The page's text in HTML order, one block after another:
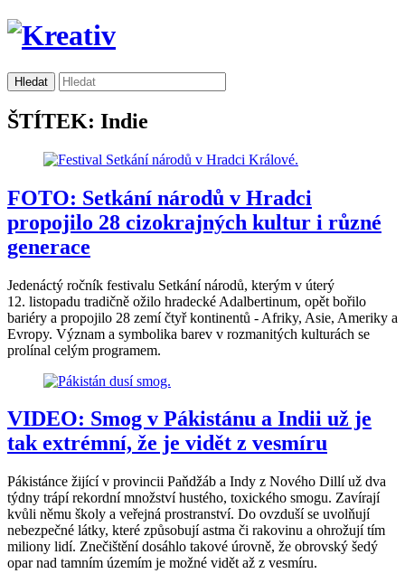
ŠTÍTEK: Indie
FOTO: Setkání národů v Hradci
propojilo 28 cizokrajných kultur i různé
generace
Jedenáctý ročník festivalu Setkání národů, kterým v úterý
12. listopadu tradičně ožilo hradecké Adalbertinum, opět bořilo
bariéry a propojilo 28 zemí čtyř kontinentů - Afriky, Asie, Ameriky a
Evropy. Význam a symbolika barev v rozmanitých kulturách se
prolínal celým programem.
VIDEO: Smog v Pákistánu a Indii už je
tak extrémní, že je vidět z vesmíru
Pákistánce žijící v provincii Paňdžáb a Indy z Nového Dillí už dva
týdny trápí rekordní množství hustého, toxického smogu. Zavírají
kvůli němu školy a veřejná prostranství. Do ovzduší se uvolňují
nebezpečné látky, které způsobují astma či rakovinu a ohrožují tím
miliony lidí. Znečištění dosáhlo takové úrovně, že obrovský šedý
opar nad tamním územím je možné vidět až z vesmíru.